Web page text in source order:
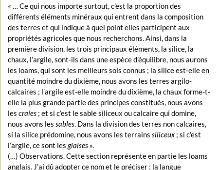
« … Ce qui nous importe surtout, c’est la proportion des
différents éléments minéraux qui entrent dans la composition
des terres et qui indique à quel point elles participent aux
propriétés agricoles que nous recherchons. Ainsi, dans la
première division, les trois principaux éléments, la silice, la
chaux, l’argile, sont-ils dans une espèce d’équilibre, nous aurons
les loams, qui sont les meilleurs sols connus ; la silice est-elle en
quantité moindre du dixième, nous avons les terres argilo-
calcaires ; l’argile est-elle moindre du dixième, la chaux forme-t-
elle la plus grande partie des principes constitués, nous avons
lescraies ; et si c’est le sable siliceux ou calcaire qui domine,
nous avons les sables . Dans la division des terres non calcaires,
si la silice prédomine, nous avons les terrains siliceux ; si c’est
l’argile, ce sont lesglaises ».
(…) Observations. Cette section représente en partie les loams
anglais. J’ai dû adopter ce nom et le préciser ; la langue